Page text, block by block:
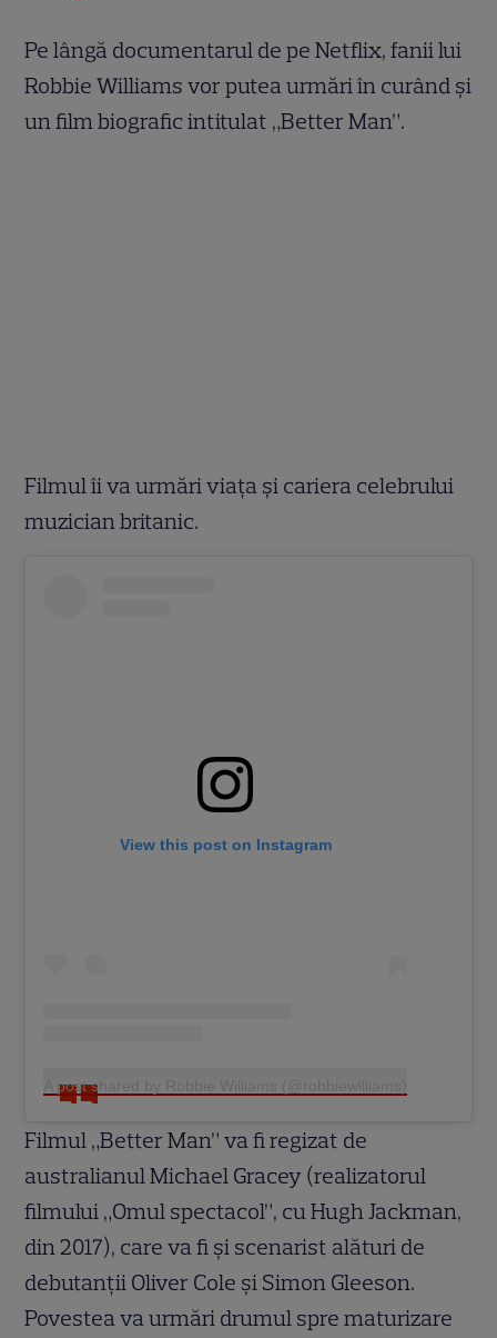
Pe lângă documentarul de pe Netflix, fanii lui
Robbie Williams vor putea urmări în curând și
un film biografic intitulat „Better Man”.
Filmul îi va urmări viața și cariera celebrului
muzician britanic.
View this post on Instagram
A post shared by Robbie Williams (@robbiewilliams)
Filmul „Better Man” va fi regizat de
australianul Michael Gracey (realizatorul
filmului „Omul spectacol”, cu Hugh Jackman,
din 2017), care va fi și scenarist alături de
debutanții Oliver Cole și Simon Gleeson.
Povestea va urmări drumul spre maturizare